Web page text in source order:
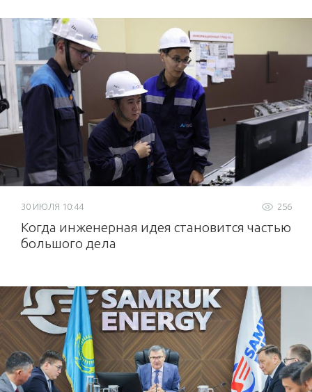
256
30 ИЮЛЯ 10:44
Когда инженерная идея становится частью
большого дела